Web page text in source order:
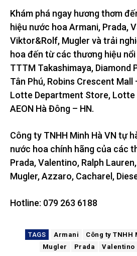
Khám phá ngay hương thơm
hiệu nước hoa Armani, Prada,
Viktor&Rolf, Mugler và trải
hoa đến từ các thương hiệu
TTTM Takashimaya, Diamond
Tân Phú, Robins Crescent Mall
Lotte Department Store, Lotte
AEON Hà Đông – HN.
Công ty TNHH Minh Hà VN tự
nước hoa chính hãng của các
Prada, Valentino, Ralph
Mugler, Azzaro, Cacharel,
Hotline: 079 263 6188
TAGS Armani
Công ty TNHH
Mugler
Prada Valentino